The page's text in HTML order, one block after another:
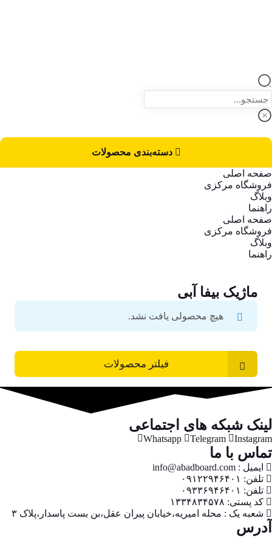
دسته‌بندی محصولات
صفحه اصلی
فروشگاه مرکزی
وبلاگ
راهنما
صفحه اصلی
فروشگاه مرکزی
وبلاگ
راهنما
ماژیک بیفا آبی
هیچ محصولی یافت نشد.
فیلتر محصولات
لینک شبکه های اجتماعی
Instagram
Telegram
Whatsapp
تماس با ما
ایمیل : info@abadboard.com
تلفن: ۰۹۱۲۲۹۴۶۴۰۱
تلفن: ۰۹۳۳۶۹۴۶۴۰۱
کد پستی: ۱۳۳۴۸۳۴۵۷۸
شعبه یک : محله امیریه،خیابان پیران عقل،بن بست پاسدار،پلاک ۳
آدرس